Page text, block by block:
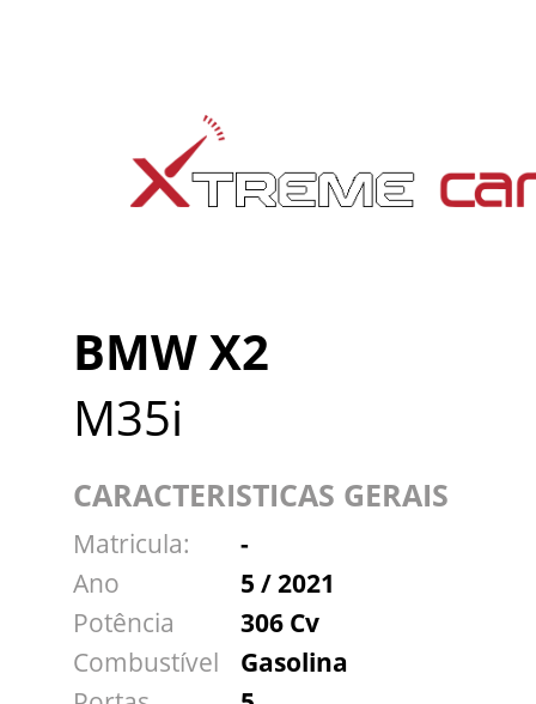
BMW X2
M35i
CARACTERISTICAS GERAIS
Matricula:
-
Ano
5 / 2021
Potência
306 Cv
Combustível
Gasolina